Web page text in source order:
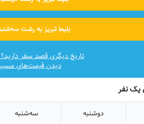
بلیط تبریز به رشت سه‌شنبه ۲۰ مرداد
تاریخ دیگری قصد سفر
دیدن قیمت‌های
یک نفر
دوشنبه سه‌شنبه